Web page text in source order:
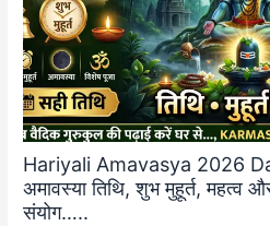
Hariyali Amavasya 2026
अमावस्या तिथि, शुभ मुहूर्त, महत्व
संयोग…..